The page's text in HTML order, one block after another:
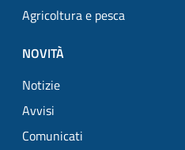
Agricoltura e pesca
NOVITÀ
Notizie
Avvisi
Comunicati